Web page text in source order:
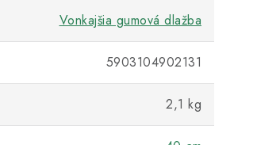
Vonkajšia gumová dlažba
5903104902131
2,1 kg